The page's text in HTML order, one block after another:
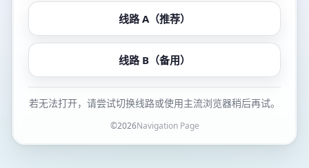
线路 A（推荐）
线路 B（备用）
若无法打开，请尝试切换线路或使用主流浏览器稍后再试。
©2026Navigation Page